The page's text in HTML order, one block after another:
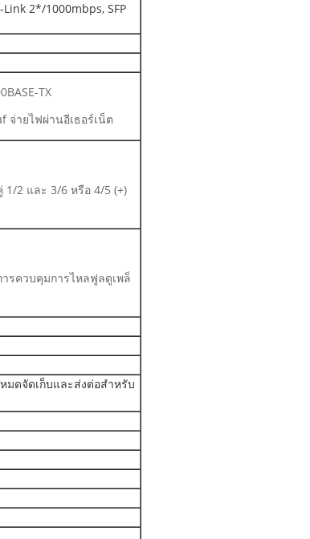
2*/1000mbps, SFP
TX
จ่ายไฟผ่านอีเธอร์เน็ต
1/2 และ 3/6 หรือ 4/5 (+)
รควบคุมการไหลฟูลดูเพล็
มดจัดเก็บและส่งต่อสำหรับ